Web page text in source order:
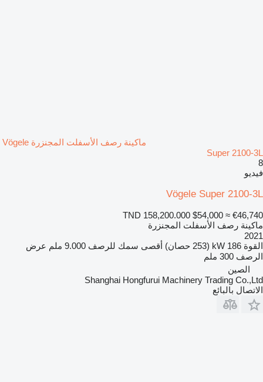
ماكينة رصف الأسفلت المجنزرة Vögele
Super 2100-3L
8
فيديو
Vögele Super 2100-3L
TND 158,200.000 $54,000 ≈ €46,740
ماكينة رصف الأسفلت المجنزرة
2021
القوة 186 kW (253 حصان) أقصى سمك للرصف 9.000 ملم
عرض
الرصف 300 ملم
الصين
Shanghai Hongfurui Machinery Trading Co.,Ltd
الاتصال بالبائع